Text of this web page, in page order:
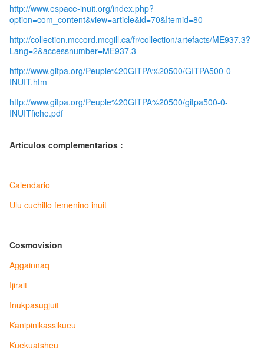
http://www.espace-inuit.org/index.php?
option=com_content&view=article&id=70&Itemid=80
http://collection.mccord.mcgill.ca/fr/collection/artefacts/ME937.3?
Lang=2&accessnumber=ME937.3
http://www.gitpa.org/Peuple%20GITPA%20500/GITPA500-0-
INUIT.htm
http://www.gitpa.org/Peuple%20GITPA%20500/gitpa500-0-
INUITfiche.pdf
Artículos complementarios :
Calendario
Ulu cuchillo femenino inuit
Cosmovision
Aggainnaq
Ijirait
Inukpasugjuit
Kanipinikassikueu
Kuekuatsheu